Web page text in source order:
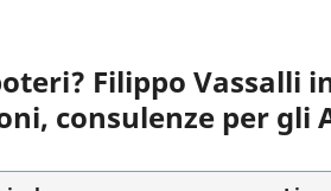
Filippo Vassalli
consulenze per gli